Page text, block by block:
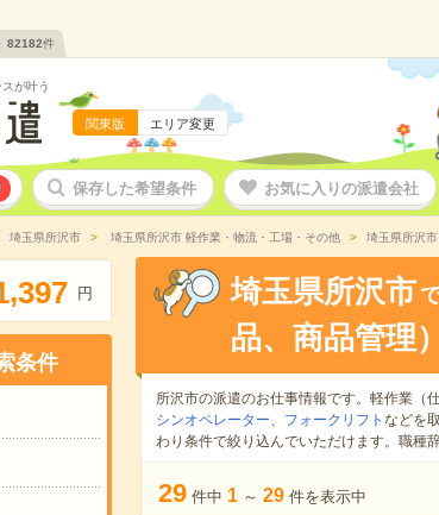
82182件
が叶う
関東版 エリア変更
保存した希望条件 お気に入りの派遣会社
埼玉県所沢市 埼玉県所沢市 軽作業・物流・工場・その他 埼玉県所沢
,397 円
条件
埼玉県所沢市
品、商品管理）
所沢市の派遣のお仕事情報です。軽作業（
シンオペレーター、 フォークリフト などを
わり条件で絞り込んでいただけます。職種辞
29 件中 1 ～ 29 件を表示中